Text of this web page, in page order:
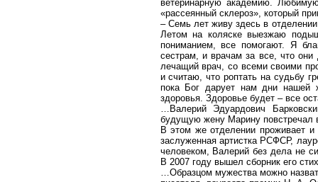
ветеринарную академию.
«рассеянный склероз», который
– Семь лет живу здесь в
Летом на коляске выезжаю
пониманием, все помогают. Я
сестрам, и врачам за все, что
лечащий врач, со всеми своими
и считаю, что роптать на судьбу
пока Бог дарует нам дни
здоровья. Здоровье будет – все
…Валерий Эдуардович
будущую жену Марину
В этом же отделении проживает и
заслуженная артистка РСФСР,
человеком, Валерий без дела не
В 2007 году вышел сборник его
…Образцом мужества можно